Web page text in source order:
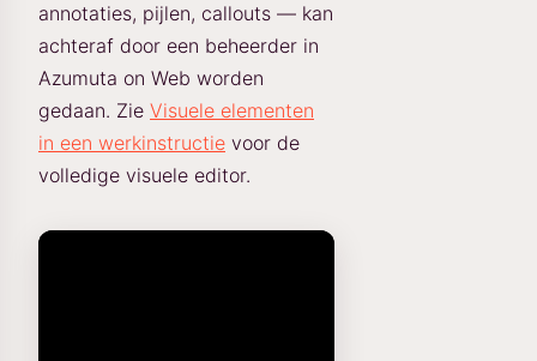
annotaties, pijlen, callouts — kan
achteraf door een beheerder in
Azumuta on Web worden
gedaan. Zie Visuele elementen
in een werkinstructie voor de
volledige visuele editor.